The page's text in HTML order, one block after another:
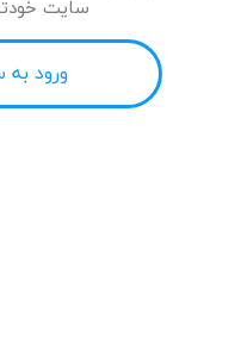
سایت
ورود